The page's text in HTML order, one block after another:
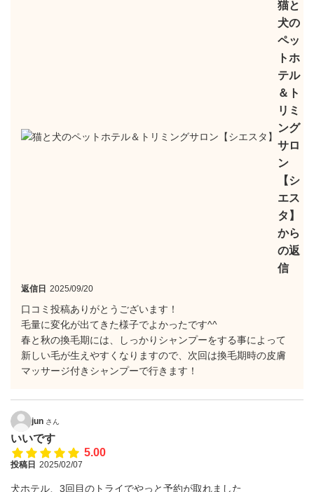
猫と
犬の
ペッ
トホ
テル
＆ト
リミ
ング
サロ
ン
【シ
エス
タ】
から
の返
信
返信日 2025/09/20
口コミ投稿ありがとうございます！
毛量に変化が出てきた様子でよかったです^^
春と秋の換毛期には、しっかりシャンプーをする事によって
新しい毛が生えやすくなりますので、次回は換毛期時の皮膚
マッサージ付きシャンプーで行きます！
jun さん
いいです
5.00
投稿日 2025/02/07
犬ホテル、3回目のトライでやっと予約が取れました